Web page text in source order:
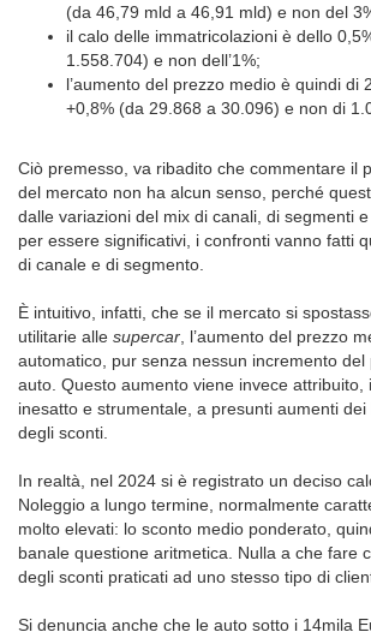
(da 46,79 mld a 46,91 mld) e non del
il calo delle immatricolazioni è dello
1.558.704) e non dell’1%;
l’aumento del prezzo medio è quindi di
+0,8% (da 29.868 a 30.096) e non di
Ciò premesso, va ribadito che commentare il
del mercato non ha alcun senso, perché
dalle variazioni del mix di canali, di segmenti
per essere significativi, i confronti vanno fatti
di canale e di segmento.
È intuitivo, infatti, che se il mercato si
utilitarie alle supercar , l’aumento del prezzo
automatico, pur senza nessun incremento del
auto. Questo aumento viene invece attribuito,
inesatto e strumentale, a presunti aumenti
degli sconti.
In realtà, nel 2024 si è registrato un deciso
Noleggio a lungo termine, normalmente
molto elevati: lo sconto medio ponderato,
banale questione aritmetica. Nulla a che fare
degli sconti praticati ad uno stesso tipo di
Si denuncia anche che le auto sotto i 14mila